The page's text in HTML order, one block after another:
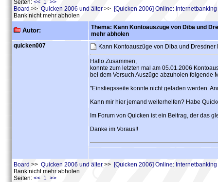
Seiten: << 1 >>
Board >> Quicken 2006 und älter >> [Quicken 2006] Online:
Bank nicht mehr abholen
Autor:
Thema: Kann Kontoauszüge von Diba und
mehr abholen
quicken007
Kann Kontoauszüge von Diba und
Hallo Zusammen,
konnte zum letzten mal am 05.01.2006
bei dem Versuch Auszüge abzuholen folgende
"Einstiegsseite konnte nicht geladen werden.
Kann mir hier jemand weiterhelfen? Habe
Im Forum von Quicken ist ein Beitrag, der das
Danke im Voraus!!
Board >> Quicken 2006 und älter >> [Quicken 2006] Online:
Bank nicht mehr abholen
Seiten: << 1 >>